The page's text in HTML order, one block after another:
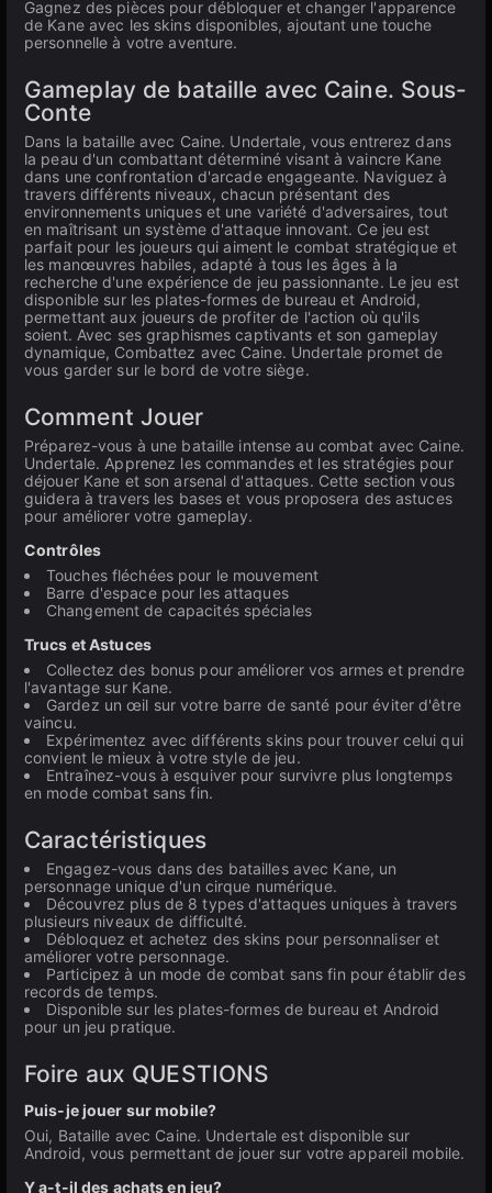
Gagnez des pièces pour débloquer et changer l'apparence
de Kane avec les skins disponibles, ajoutant une touche
personnelle à votre aventure.
Gameplay de bataille avec Caine. Sous-
Conte
Dans la bataille avec Caine. Undertale, vous entrerez dans
la peau d'un combattant déterminé visant à vaincre Kane
dans une confrontation d'arcade engageante. Naviguez à
travers différents niveaux, chacun présentant des
environnements uniques et une variété d'adversaires, tout
en maîtrisant un système d'attaque innovant. Ce jeu est
parfait pour les joueurs qui aiment le combat stratégique et
les manœuvres habiles, adapté à tous les âges à la
recherche d'une expérience de jeu passionnante. Le jeu est
disponible sur les plates-formes de bureau et Android,
permettant aux joueurs de profiter de l'action où qu'ils
soient. Avec ses graphismes captivants et son gameplay
dynamique, Combattez avec Caine. Undertale promet de
vous garder sur le bord de votre siège.
Comment Jouer
Préparez-vous à une bataille intense au combat avec Caine.
Undertale. Apprenez les commandes et les stratégies pour
déjouer Kane et son arsenal d'attaques. Cette section vous
guidera à travers les bases et vous proposera des astuces
pour améliorer votre gameplay.
Contrôles
Touches fléchées pour le mouvement
Barre d'espace pour les attaques
Changement de capacités spéciales
Trucs et Astuces
Collectez des bonus pour améliorer vos armes et prendre
l'avantage sur Kane.
Gardez un œil sur votre barre de santé pour éviter d'être
vaincu.
Expérimentez avec différents skins pour trouver celui qui
convient le mieux à votre style de jeu.
Entraînez-vous à esquiver pour survivre plus longtemps
en mode combat sans fin.
Caractéristiques
Engagez-vous dans des batailles avec Kane, un
personnage unique d'un cirque numérique.
Découvrez plus de 8 types d'attaques uniques à travers
plusieurs niveaux de difficulté.
Débloquez et achetez des skins pour personnaliser et
améliorer votre personnage.
Participez à un mode de combat sans fin pour établir des
records de temps.
Disponible sur les plates-formes de bureau et Android
pour un jeu pratique.
Foire aux QUESTIONS
Puis-je jouer sur mobile?
Oui, Bataille avec Caine. Undertale est disponible sur
Android, vous permettant de jouer sur votre appareil mobile.
Y a-t-il des achats en jeu?